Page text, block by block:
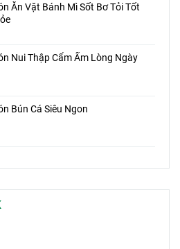
Ăn Vặt Bánh Mì Sốt Bơ Tỏi Tốt
Nui Thập Cẩm Ấm Lòng Ngày
Bún Cá Siêu Ngon